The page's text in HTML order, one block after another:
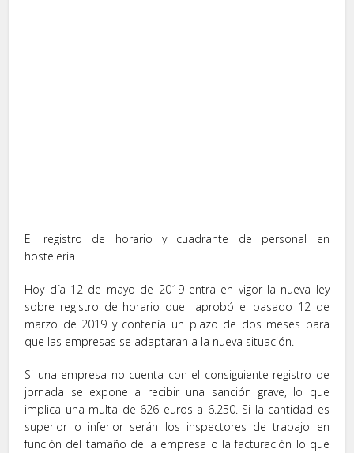
El registro de horario y cuadrante de personal en
hosteleria
Hoy día 12 de mayo de 2019 entra en vigor la nueva ley
sobre registro de horario que aprobó el pasado 12 de
marzo de 2019 y contenía un plazo de dos meses para
que las empresas se adaptaran a la nueva situación.
Si una empresa no cuenta con el consiguiente registro de
jornada se expone a recibir una sanción grave, lo que
implica una multa de 626 euros a 6.250. Si la cantidad es
superior o inferior serán los inspectores de trabajo en
función del tamaño de la empresa o la facturación lo que